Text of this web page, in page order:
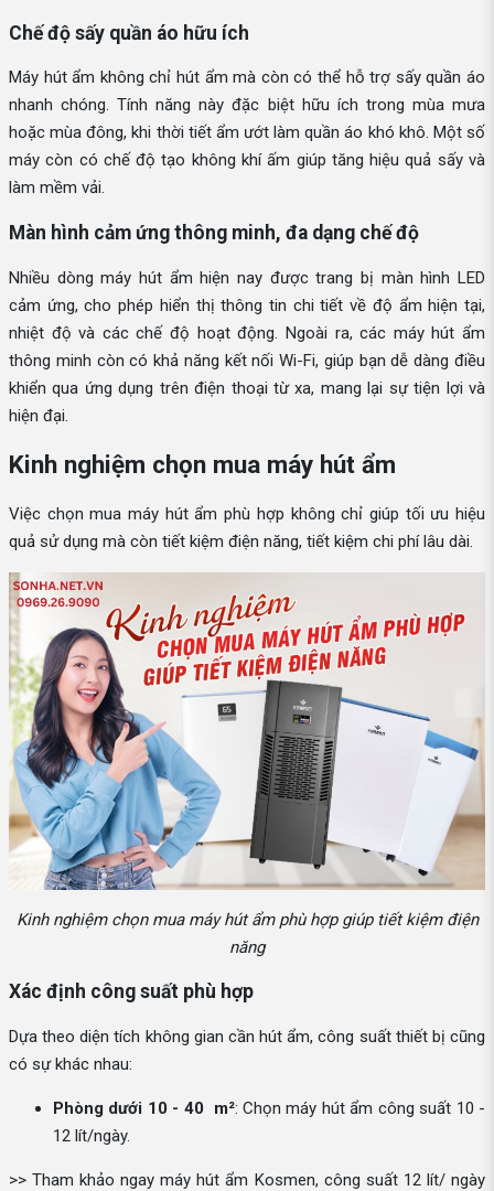
Chế độ sấy quần áo hữu ích
Máy hút ẩm không chỉ hút ẩm mà còn có thể hỗ trợ sấy quần áo
nhanh chóng. Tính năng này đặc biệt hữu ích trong mùa mưa
hoặc mùa đông, khi thời tiết ẩm ướt làm quần áo khó khô. Một số
máy còn có chế độ tạo không khí ấm giúp tăng hiệu quả sấy và
làm mềm vải.
Màn hình cảm ứng thông minh, đa dạng chế độ
Nhiều dòng máy hút ẩm hiện nay được trang bị màn hình LED
cảm ứng, cho phép hiển thị thông tin chi tiết về độ ẩm hiện tại,
nhiệt độ và các chế độ hoạt động. Ngoài ra, các máy hút ẩm
thông minh còn có khả năng kết nối Wi-Fi, giúp bạn dễ dàng điều
khiển qua ứng dụng trên điện thoại từ xa, mang lại sự tiện lợi và
hiện đại.
Kinh nghiệm chọn mua máy hút ẩm
Việc chọn mua máy hút ẩm phù hợp không chỉ giúp tối ưu hiệu
quả sử dụng mà còn tiết kiệm điện năng, tiết kiệm chi phí lâu dài.
Kinh nghiệm chọn mua máy hút ẩm phù hợp giúp tiết kiệm điện
năng
Xác định công suất phù hợp
Dựa theo diện tích không gian cần hút ẩm, công suất thiết bị cũng
có sự khác nhau:
Phòng dưới 10 - 40 m²: Chọn máy hút ẩm công suất 10 -
12 lít/ngày.
>> Tham khảo ngay máy hút ẩm Kosmen, công suất 12 lít/ ngày